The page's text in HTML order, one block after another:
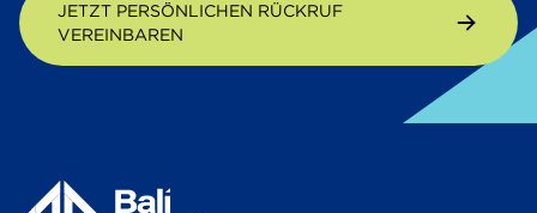
JETZT PERSÖNLICHEN RÜCKRUF
VEREINBAREN